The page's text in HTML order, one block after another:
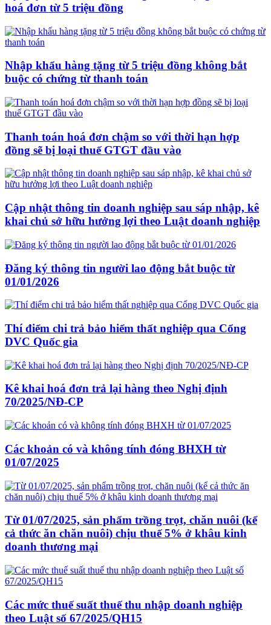
hoá đơn từ 5 triệu đồng
Nhập khẩu hàng tặng từ 5 triệu đồng không bắt
buộc có chứng từ thanh toán
Thanh toán hoá đơn chậm so với thời hạn hợp
đồng sẽ bị loại thuế GTGT đầu vào
Cập nhật thông tin doanh nghiệp sau sáp nhập, kê
khai chủ sở hữu hưởng lợi theo Luật doanh nghiệp
Đăng ký thông tin người lao động bắt buộc từ
01/01/2026
Thí điểm chi trả bảo hiểm thất nghiệp qua Cổng
DVC Quốc gia
Kê khai hoá đơn trả lại hàng theo Nghị định
70/2025/NĐ-CP
Các khoản có và không tính đóng BHXH từ
01/07/2025
Từ 01/07/2025, sản phẩm trồng trọt, chăn nuôi (kể
cả thức ăn chăn nuôi) chịu thuế 5% ở khâu kinh
doanh thương mại
Các mức thuế suất thuế thu nhập doanh nghiệp
theo Luật số 67/2025/QH15